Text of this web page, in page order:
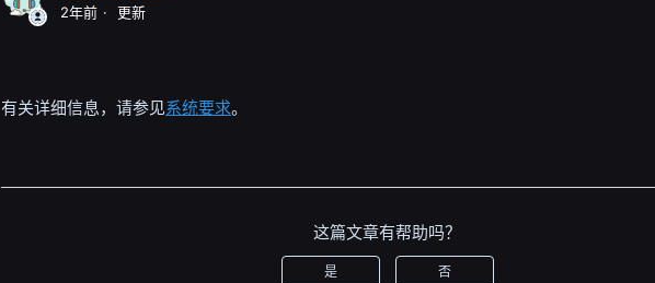
2年前 更新
有关详细信息，请参见系统要求。
这篇文章有帮助吗？
是 否